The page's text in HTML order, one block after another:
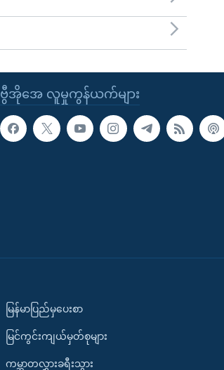
ဗွီအိုအေ လူမှုကွန်ယက်များ
မြန်မာပြည်မှပေးစာ
မြင်ကွင်းကျယ်မှတ်စုများ
ကမ္ဘာတလွှားခရီးသွား